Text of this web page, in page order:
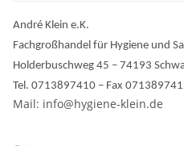
André Klein e.K.
Fachgroßhandel für Hygiene und
Holderbuschweg 45 – 74193
Tel. 0713897410 – Fax
Mail: info@hygiene-klein.de